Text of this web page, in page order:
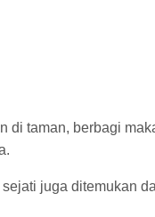
di taman, berbagi
juga ditemukan